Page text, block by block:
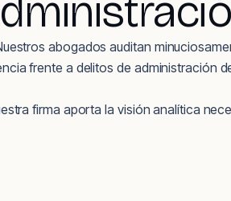
abogados auditan
frente a delitos de administración
firma aporta la visión analítica